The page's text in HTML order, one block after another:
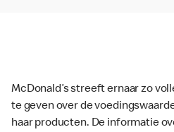
McDonald’s streeft ernaar zo
te geven over de
haar producten. De informatie